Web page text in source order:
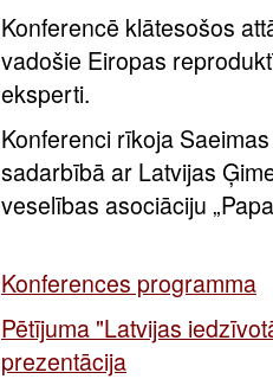
Konferencē klātesošos
vadošie Eiropas
eksperti.
Konferenci rīkoja
sadarbībā ar Latvijas
veselības asociāciju
Konferences programma
Pētījuma "Latvijas
prezentācija